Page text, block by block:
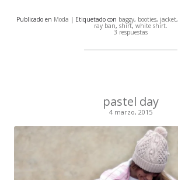
Publicado en Moda | Etiquetado con baggy, booties, jacket,
ray ban, shirt, white shirt
3 respuestas
pastel day
4 marzo, 2015